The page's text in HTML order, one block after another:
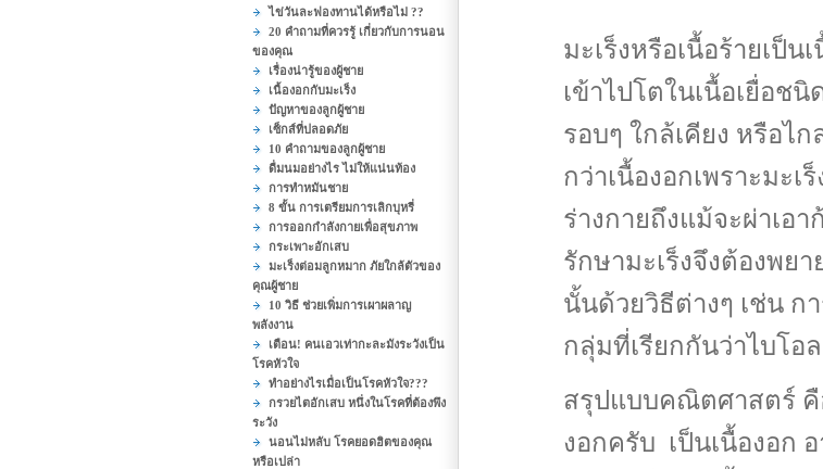
ไข่วันละฟองทานได้หรือไม่ ??
20 คำถามที่ควรรู้ เกี่ยวกับการนอน
ของคุณ
เรื่องน่ารู้ของผู้ชาย
เนื้องอกกับมะเร็ง
ปัญหาของลูกผู้ชาย
เซ็กส์ที่ปลอดภัย
10 คำถามของลูกผู้ชาย
ดื่มนมอย่างไร ไม่ให้แน่นท้อง
การทำหมันชาย
8 ขั้น การเตรียมการเลิกบุหรี่
การออกกำลังกายเพื่อสุขภาพ
กระเพาะอักเสบ
มะเร็งต่อมลูกหมาก ภัยใกล้ตัวของ
คุณผู้ชาย
10 วิธี ช่วยเพิ่มการเผาผลาญ
พลังงาน
เตือน! คนเอวเท่ากะละมังระวังเป็น
โรคหัวใจ
ทำอย่างไรเมื่อเป็นโรคหัวใจ???
กรวยไตอักเสบ หนึ่งในโรคที่ต้องพึง
ระวัง
นอนไม่หลับ โรคยอดฮิตของคุณ
หรือเปล่า
มะเร็งหรือเนื้อร้ายเป็
เข้าไปโตในเนื้อเยื่อช
รอบๆ ใกล้เคียง หรือไ
กว่าเนื้องอกเพราะมะเ
ร่างกายถึงแม้จะผ่าเอ
รักษามะเร็งจึงต้องพย
นั้นด้วยวิธีต่างๆ เช่น ก
กลุ่มที่เรียกกันว่าไบโอ
สรุปแบบคณิตศาสตร์ คื
งอกครับ เป็นเนื้องอก